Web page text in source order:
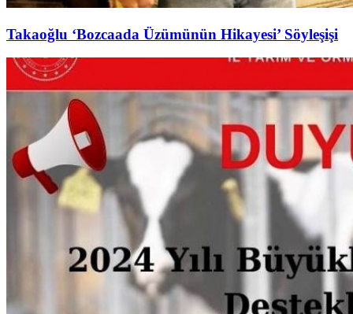
Takaoğlu ‘Bozcaada Üzümünün Hikayesi’ Söyleşişi